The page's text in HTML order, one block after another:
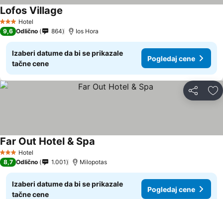
3 Zvezdice
Hotel
Lofos Village
9,6 Odlično 864 Ios Hora
Izaberi datume da bi se prikazale
tačne cene
Pogledaj cene
Deli
3 Zvezdice
Hotel
Far Out Hotel & Spa
8,7 Odlično 1.001 Milopotas
Izaberi datume da bi se prikazale
tačne cene
Pogledaj cene